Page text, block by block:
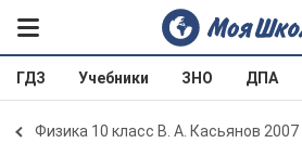
ГДЗ Учебники ЗНО ДПА
Физика 10 класс В. А. Касьянов 2007